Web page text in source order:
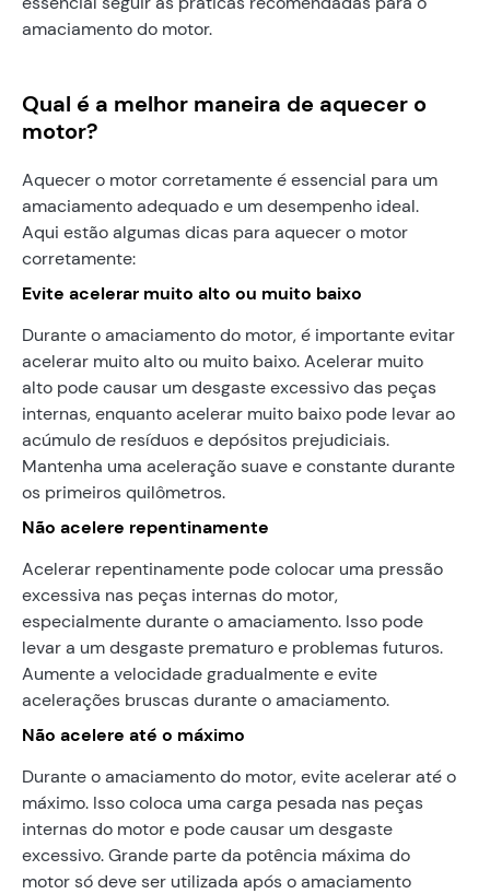
amaciamento do motor.
Qual é a melhor maneira de aquecer o
motor?
Aquecer o motor corretamente é essencial para um
amaciamento adequado e um desempenho ideal.
Aqui estão algumas dicas para aquecer o motor
corretamente:
Evite acelerar muito alto ou muito baixo
Durante o amaciamento do motor, é importante evitar
acelerar muito alto ou muito baixo. Acelerar muito
alto pode causar um desgaste excessivo das peças
internas, enquanto acelerar muito baixo pode levar ao
acúmulo de resíduos e depósitos prejudiciais.
Mantenha uma aceleração suave e constante durante
os primeiros quilômetros.
Não acelere repentinamente
Acelerar repentinamente pode colocar uma pressão
excessiva nas peças internas do motor,
especialmente durante o amaciamento. Isso pode
levar a um desgaste prematuro e problemas futuros.
Aumente a velocidade gradualmente e evite
acelerações bruscas durante o amaciamento.
Não acelere até o máximo
Durante o amaciamento do motor, evite acelerar até o
máximo. Isso coloca uma carga pesada nas peças
internas do motor e pode causar um desgaste
excessivo. Grande parte da potência máxima do
motor só deve ser utilizada após o amaciamento